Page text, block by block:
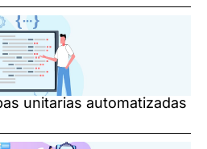
unitarias automatizadas